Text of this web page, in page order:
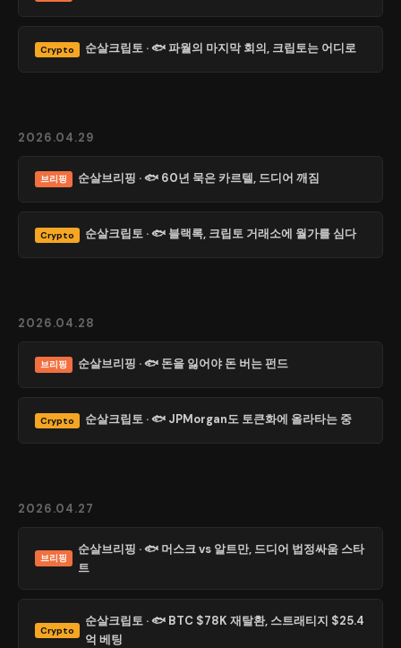
Crypto 순살크립토 · 🐟 파월의 마지막 회의, 크립토는 어디로
2026.04.29
브리핑 순살브리핑 · 🐟 60년 묵은 카르텔, 드디어 깨짐
Crypto 순살크립토 · 🐟 블랙록, 크립토 거래소에 월가를 심다
2026.04.28
브리핑 순살브리핑 · 🐟 돈을 잃어야 돈 버는 펀드
Crypto 순살크립토 · 🐟 JPMorgan도 토큰화에 올라타는 중
2026.04.27
브리핑
순살브리핑 · 🐟 머스크 vs 알트만, 드디어 법정싸움 스타
트
Crypto
순살크립토 · 🐟 BTC $78K 재탈환, 스트래티지 $25.4
억 베팅